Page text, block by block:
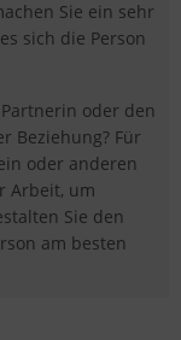
Sie ein sehr
sich die Person
oder den
Beziehung? Für
oder anderen
Arbeit, um
Sie den
am besten